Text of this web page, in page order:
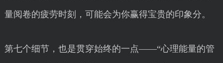
量阅卷的疲劳时刻，可能会为你赢得宝贵的印象分。
第七个细节，也是贯穿始终的一点——“心理能量的管